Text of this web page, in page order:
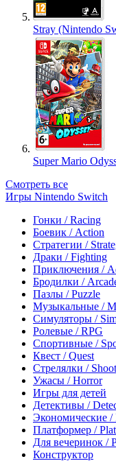
Stray (Nintendo
Super Mario
Смотреть все
Игры Nintendo Switch
Гонки / Racing
Боевик / Action
Стратегии /
Драки / Fighting
Приключения /
Бродилки /
Пазлы / Puzzle
Музыкальные /
Симуляторы /
Ролевые / RPG
Спортивные /
Квест / Quest
Стрелялки /
Ужасы / Horror
Игры для детей
Детективы /
Экономические /
Платформер /
Для вечеринок /
Конструктор